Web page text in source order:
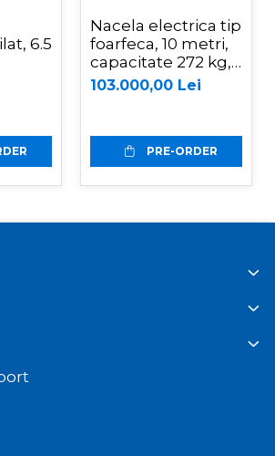
6.5
Nacela electrica tip
foarfeca, 10 metri,
capacitate 272 kg,
Magni ES1008AC+
103.000,00 Lei
PRE-ORDER